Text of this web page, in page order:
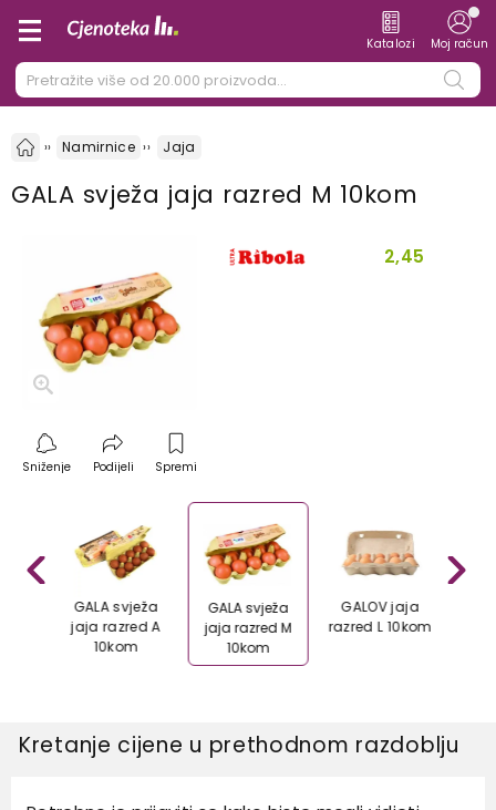
Katalozi Moj račun
Namirnice Jaja
GALA svježa jaja razred M 10kom
Sniženje Podijeli Spremi
2,45
GALA svježa
jaja razred A
10kom
GALA svježa
jaja razred M
10kom
GALOV jaja
razred L 10kom
Kretanje cijene u prethodnom razdoblju